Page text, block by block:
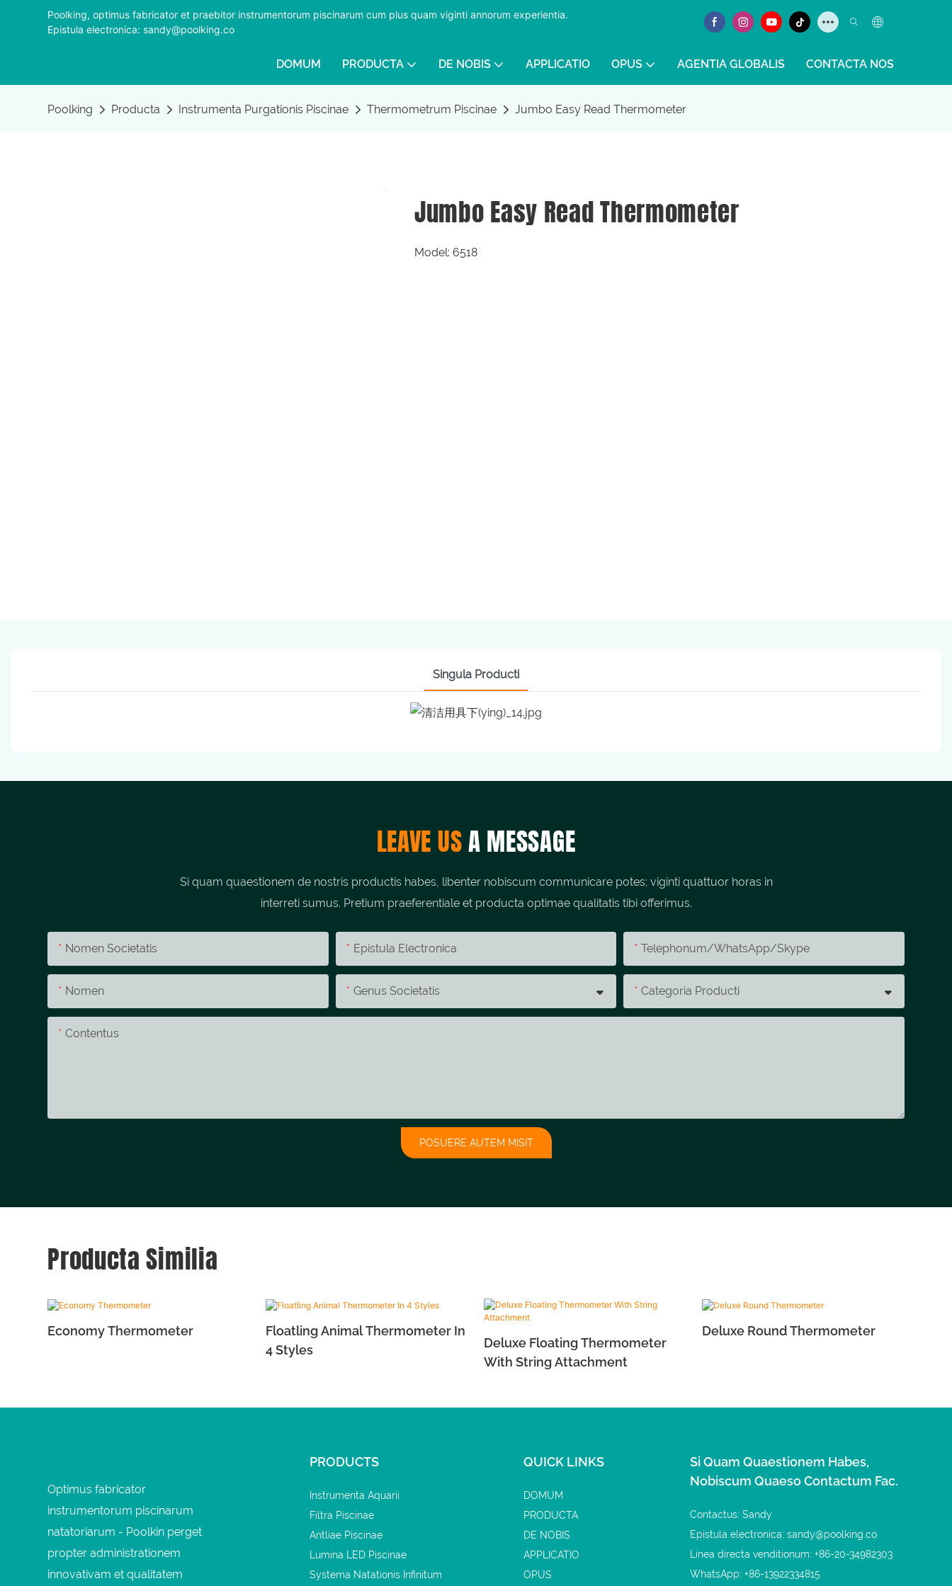
Poolking, optimus fabricator et praebitor instrumentorum piscinarum cum plus quam viginti annorum experientia.
Epistula electronica: sandy@poolking.co
DOMUM PRODUCTA DE NOBIS APPLICATIO OPUS AGENTIA GLOBALIS CONTACTA NOS
Poolking Producta Instrumenta Purgationis Piscinae Thermometrum Piscinae Jumbo Easy Read Thermometer
Jumbo Easy Read Thermometer
Model: 6518
Singula Producti
LEAVE USA MESSAGE
Si quam quaestionem de nostris productis habes, libenter nobiscum communicare potes; viginti quattuor horas in
interreti sumus. Pretium praeferentiale et producta optimae qualitatis tibi offerimus.
Nomen Societatis Epistula Electronica Telephonum/whatsApp/skype
Nomen Genus Societatis Categoria Producti
Contentus
POSUERE AUTEM MISIT
Producta Similia
Economy Thermometer
Floatling Animal Thermometer In
4 Styles
Deluxe Floating Thermometer
With String Attachment
Deluxe Round Thermometer
Optimus fabricator
instrumentorum piscinarum
natatoriarum - Poolkin perget
propter administrationem
innovativam et qualitatem
PRODUCTS
Instrumenta Aquarii
Filtra Piscinae
Antliae Piscinae
Lumina LED Piscinae
Systema Natationis Infinitum
QUICK LINKS
DOMUM
PRODUCTA
DE NOBIS
APPLICATIO
OPUS
Si Quam Quaestionem Habes,
Nobiscum Quaeso Contactum Fac.
Contactus: Sandy
Epistula electronica:sandy@poolking.co
Linea directa venditionum: +86-20-34982303
WhatsApp: +86-13922334815